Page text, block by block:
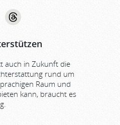
auch in Zukunft die
rund um
Raum und
kann, braucht es